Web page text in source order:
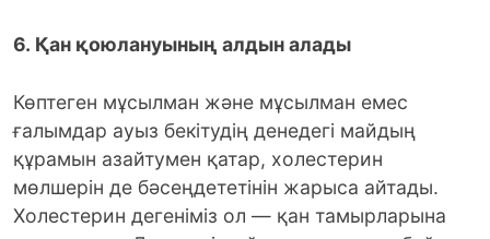
6. Қан қоюлануының алдын алады
Көптеген мұсылман және мұсылман емес
ғалымдар ауыз бекітудің денедегі майдың
құрамын азайтумен қатар, холестерин
мөлшерін де бәсеңдететінін жарыса айтады.
Холестерин дегеніміз ол — қан тамырларына